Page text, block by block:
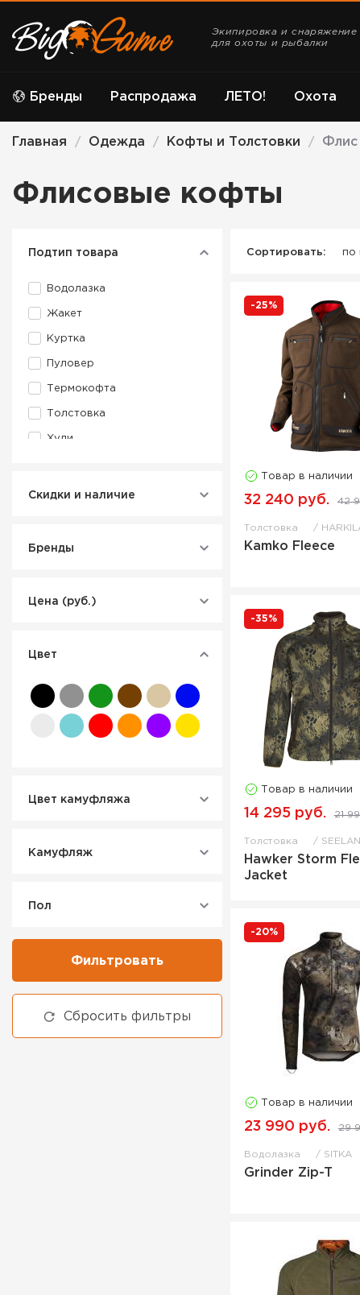
Экипировка и снаряжение
для охоты и рыбалки
Бренды ЛЕТО! Охота
Распродажа
Главная / Одежда / Кофты и Толстовки / Флис
Флисовые кофты
Подтип товара
Водолазка
Жакет
Куртка
Пуловер
Термокофта
Толстовка
Худи
Скидки и наличие
Бренды
Цена (руб.)
Цвет
Цвет камуфляжа
Камуфляж
Пол
Фильтровать
Сбросить фильтры
Сортировать: по
-25%
Товар в наличии
32 240 руб. 42
Толстовка
Kamko Fleece
-35%
Товар в наличии
14 295 руб. 21
Толстовка
Hawker Storm
Jacket
-20%
Товар в наличии
23 990 руб. 29
Водолазка SITKA
Grinder Zip-T